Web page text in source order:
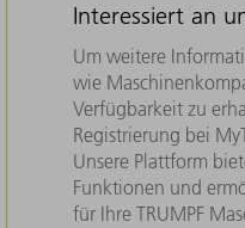
Interessiert an
Um weitere
wie
Verfügbarkeit zu
Registrierung bei
Unsere Plattform
Funktionen und
für Ihre TRUMPF